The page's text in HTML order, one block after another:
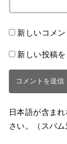
新しいコメ
新しい投稿
日本語が含ま
さい。（スパム